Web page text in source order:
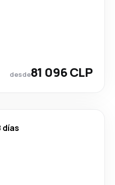
desde81 096 CLP
días